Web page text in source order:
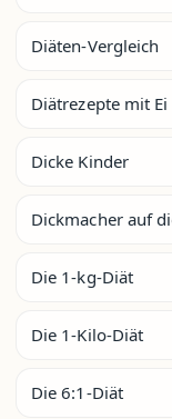
Diäten-Vergleich
Diätrezepte mit Ei
Dicke Kinder
Dickmacher auf
Die 1-kg-Diät
Die 1-Kilo-Diät
Die 6:1-Diät